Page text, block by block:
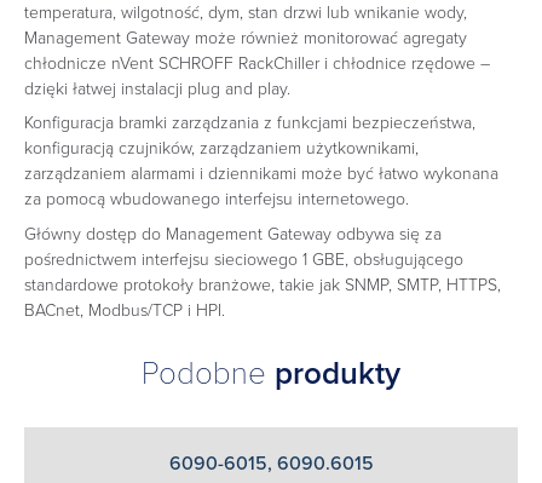
temperatura, wilgotność, dym, stan drzwi lub wnikanie wody,
Management Gateway może również monitorować agregaty
chłodnicze nVent SCHROFF RackChiller i chłodnice rzędowe –
dzięki łatwej instalacji plug and play.
Konfiguracja bramki zarządzania z funkcjami bezpieczeństwa,
konfiguracją czujników, zarządzaniem użytkownikami,
zarządzaniem alarmami i dziennikami może być łatwo wykonana
za pomocą wbudowanego interfejsu internetowego.
Główny dostęp do Management Gateway odbywa się za
pośrednictwem interfejsu sieciowego 1 GBE, obsługującego
standardowe protokoły branżowe, takie jak SNMP, SMTP, HTTPS,
BACnet, Modbus/TCP i HPI.
Podobne produkty
6090-6015, 6090.6015